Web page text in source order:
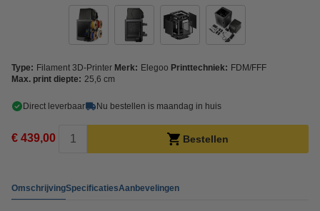
Type: Filament 3D-Printer Merk: Elegoo Printtechniek: FDM/FFF
Max. print diepte: 25,6 cm
Direct leverbaar Nu bestellen is maandag in huis
€ 439,00 Bestellen
OmschrijvingSpecificatiesAanbevelingen